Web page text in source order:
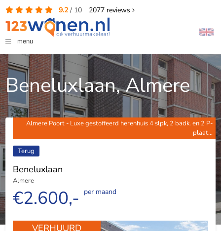
9.2/ 10 2077reviews
menu
Beneluxlaan, Almere
Almere Poort - Luxe gestoffeerd herenhuis 4 slpk, 2 badk. en 2 P-
plaat...
Terug
Beneluxlaan
Almere
€2.600,- per maand
VERHUURD